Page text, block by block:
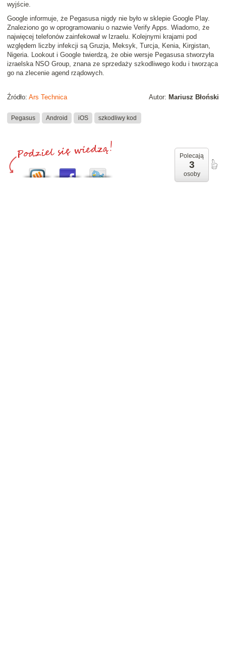
wyjście.
Google informuje, że Pegasusa nigdy nie było w sklepie Google Play.
Znaleziono go w oprogramowaniu o nazwie Verify Apps. Wiadomo, że
najwięcej telefonów zainfekował w Izraelu. Kolejnymi krajami pod
względem liczby infekcji są Gruzja, Meksyk, Turcja, Kenia, Kirgistan,
Nigeria. Lookout i Google twierdzą, że obie wersje Pegasusa stworzyła
izraelska NSO Group, znana ze sprzedaży szkodliwego kodu i tworząca
go na zlecenie agend rządowych.
Autor: Mariusz Błoński
Źródło: Ars Technica
Pegasus Android iOS szkodliwy kod
Polecają
3
osoby